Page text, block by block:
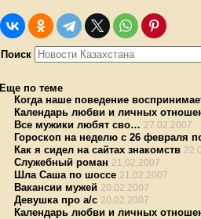
Поиск
Еще по теме
Когда наше поведение
Календарь любви и личных
Все мужики любят сво… 27.02.2007
Гороскоп на неделю с 26 февраля
Как я сидел на сайтах знакомств
Служебный роман 21.02.2007
Шла Саша по шоссе 21.02.2007
Вакансии мужей 20.02.2007
Девушка про а/с 20.02.2007
Календарь любви и личных